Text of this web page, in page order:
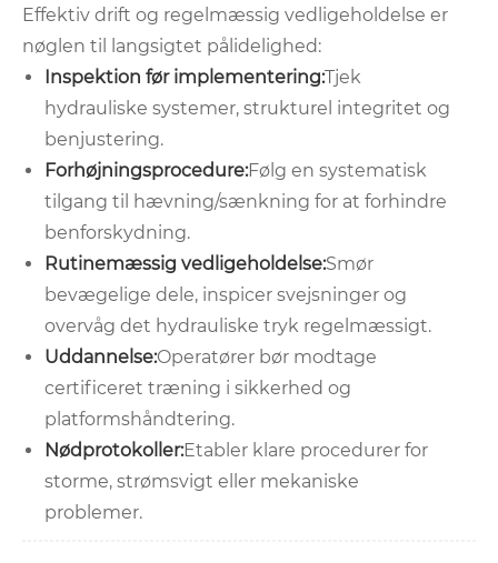
Effektiv drift og regelmæssig vedligeholdelse er
nøglen til langsigtet pålidelighed:
Inspektion før implementering:Tjek
hydrauliske systemer, strukturel integritet og
benjustering.
Forhøjningsprocedure:Følg en systematisk
tilgang til hævning/sænkning for at forhindre
benforskydning.
Rutinemæssig vedligeholdelse:Smør
bevægelige dele, inspicer svejsninger og
overvåg det hydrauliske tryk regelmæssigt.
Uddannelse:Operatører bør modtage
certificeret træning i sikkerhed og
platformshåndtering.
Nødprotokoller:Etabler klare procedurer for
storme, strømsvigt eller mekaniske
problemer.